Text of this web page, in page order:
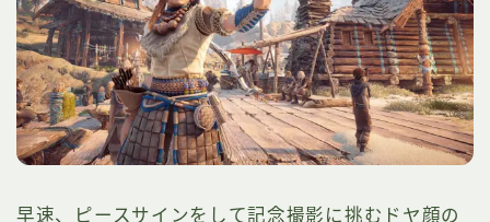
早速、ピースサインをして記念撮影に挑むドヤ顔の